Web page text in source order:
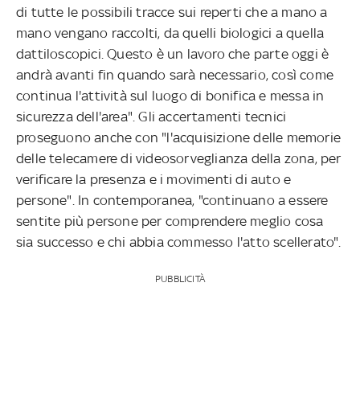
di tutte le possibili tracce sui reperti che a mano a
mano vengano raccolti, da quelli biologici a quella
dattiloscopici. Questo è un lavoro che parte oggi è
andrà avanti fin quando sarà necessario, così come
continua l'attività sul luogo di bonifica e messa in
sicurezza dell'area". Gli accertamenti tecnici
proseguono anche con "l'acquisizione delle memorie
delle telecamere di videosorveglianza della zona, per
verificare la presenza e i movimenti di auto e
persone". In contemporanea, "continuano a essere
sentite più persone per comprendere meglio cosa
sia successo e chi abbia commesso l'atto scellerato".
PUBBLICITÀ